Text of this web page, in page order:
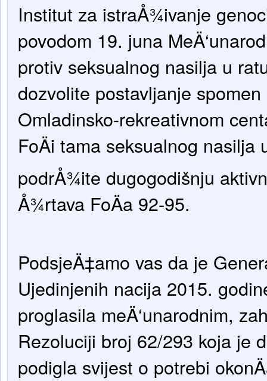
Institut za istraÅ¾ivanje
povodom 19. juna
protiv seksualnog nasilja u
dozvolite postavljanje
Omladinsko-rekreativnom
FoÄi tama seksualnog
podrÅ¾ite dugogodišnju
Å¾rtava FoÄa 92-95.
PodsjeÄ‡amo vas da je
Ujedinjenih nacija 2015.
proglasila meÄ‘unarodnim,
Rezoluciji broj 62/293 koja je
podigla svijest o potrebi